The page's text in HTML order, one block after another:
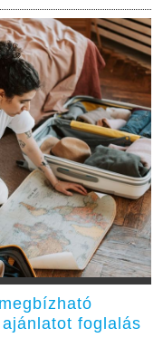
foglalás